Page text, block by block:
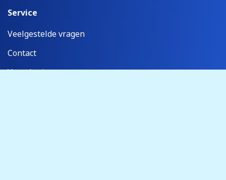
Service
Veelgestelde vragen
Contact
Verzekeringen